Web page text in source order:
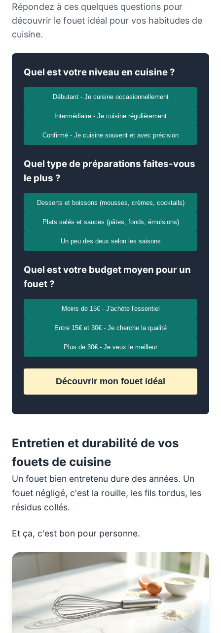
Répondez à ces quelques questions pour
découvrir le fouet idéal pour vos habitudes de
cuisine.
Quel est votre niveau en cuisine ?
Débutant - Je cuisine occasionnellement
Intermédiaire - Je cuisine régulièrement
Confirmé - Je cuisine souvent et avec précision
Quel type de préparations faites-vous
le plus ?
Desserts et boissons (mousses, crèmes, cocktails)
Plats salés et sauces (pâtes, fonds, émulsions)
Un peu des deux selon les saisons
Quel est votre budget moyen pour un
fouet ?
Moins de 15€ - J'achète l'essentiel
Entre 15€ et 30€ - Je cherche la qualité
Plus de 30€ - Je veux le meilleur
Découvrir mon fouet idéal
Entretien et durabilité de vos
fouets de cuisine
Un fouet bien entretenu dure des années. Un
fouet négligé, c'est la rouille, les fils tordus, les
résidus collés.
Et ça, c'est bon pour personne.